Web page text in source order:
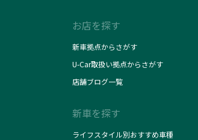
お店を探す
新車拠点からさがす
U-Car取扱い拠点からさがす
店舗ブログ一覧
新車を探す
ライフスタイル別おすすめ車種